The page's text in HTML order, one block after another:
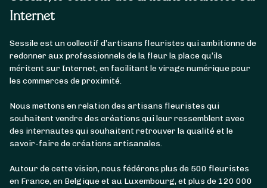
Internet
Sessile est un collectif d’artisans fleuristes qui ambitionne de
redonner aux professionnels de la fleur la place qu’ils
méritent sur Internet, en facilitant le virage numérique pour
les commerces de proximité.
Nous mettons en relation des artisans fleuristes qui
souhaitent vendre des créations qui leur ressemblent avec
des internautes qui souhaitent retrouver la qualité et le
savoir-faire de créations artisanales.
Autour de cette vision, nous fédérons plus de 500 fleuristes
en France, en Belgique et au Luxembourg, et plus de 120 000